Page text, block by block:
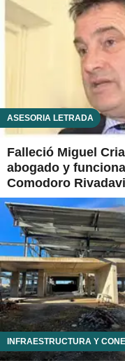
ASESORÍA LETRADA
Falleció Miguel
abogado y
Comodoro
INFRAESTRUCTURA Y